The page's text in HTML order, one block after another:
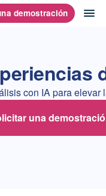
demostración
con IA para elevar
una